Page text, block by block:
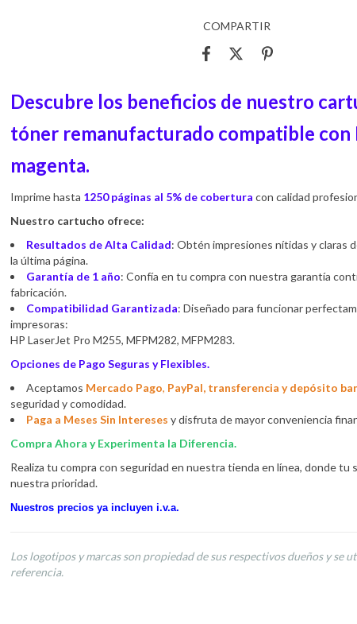
COMPARTIR
Descubre los beneficios de nuestro
tóner remanufacturado compatible con
magenta.
Imprime hasta 1250 páginas al 5% de cobertura con calidad
Nuestro cartucho ofrece:
Resultados de Alta Calidad: Obtén impresiones nítidas y claras
la última página.
Garantía de 1 año: Confía en tu compra con nuestra garantía
fabricación.
Compatibilidad Garantizada: Diseñado para funcionar
impresoras:
HP LaserJet Pro M255, MFPM282, MFPM283.
Opciones de Pago Seguras y Flexibles.
Aceptamos Mercado Pago, PayPal, transferencia y depósito
seguridad y comodidad.
Paga a Meses Sin Intereses y disfruta de mayor conveniencia
Compra Ahora y Experimenta la Diferencia.
Realiza tu compra con seguridad en nuestra tienda en línea, donde tu
nuestra prioridad.
Nuestros precios ya incluyen i.v.a.
Los logotipos y marcas son propiedad de sus respectivos dueños y se
referencia.